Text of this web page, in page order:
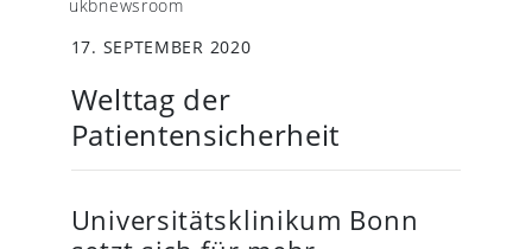
ukbnewsroom
17. SEPTEMBER 2020
Welttag der
Patientensicherheit
Universitätsklinikum Bonn